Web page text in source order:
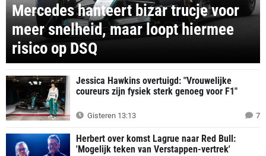
Mercedes hanteert bizar trucje voor
meer snelheid, maar loopt hiermee
risico op DSQ
Jessica Hawkins overtuigd: "Vrouwelijke
coureurs zijn fysiek sterk genoeg voor F1"
Gisteren 13:13 7
Herbert over komst Lagrue naar Red Bull:
'Mogelijk teken van Verstappen-vertrek'